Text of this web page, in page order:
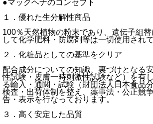
●マックヘナのコンセプト
１．優れた生分解性商品
100％天然植物の粉末であり、遺伝子組
して化学肥料・防腐剤等は一切使用され
２．化粧品としての基準をクリア
配合成分についての知識、裏づけとなる
性試験・皮膚一時刺激性試験など）を有
る輸入・通関・試験（財団法人日本食品
検査・出荷体制を整え、薬事法・公正競
告・表示を行なっております。
３．高く安定した品質